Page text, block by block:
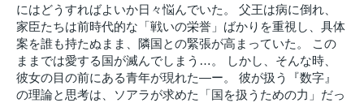
にはどうすればよいか日々悩んでいた。 父王は病に倒れ、
家臣たちは前時代的な「戦いの栄誉」ばかりを重視し、具体
案を誰も持たぬまま、隣国との緊張が高まっていた。 この
ままでは愛する国が滅んでしまう…。 しかし、そんな時、
彼女の目の前にある青年が現れた―ー。 彼が扱う『数字』
の理論と思考は、ソアラが求めた「国を扱うための力」だっ